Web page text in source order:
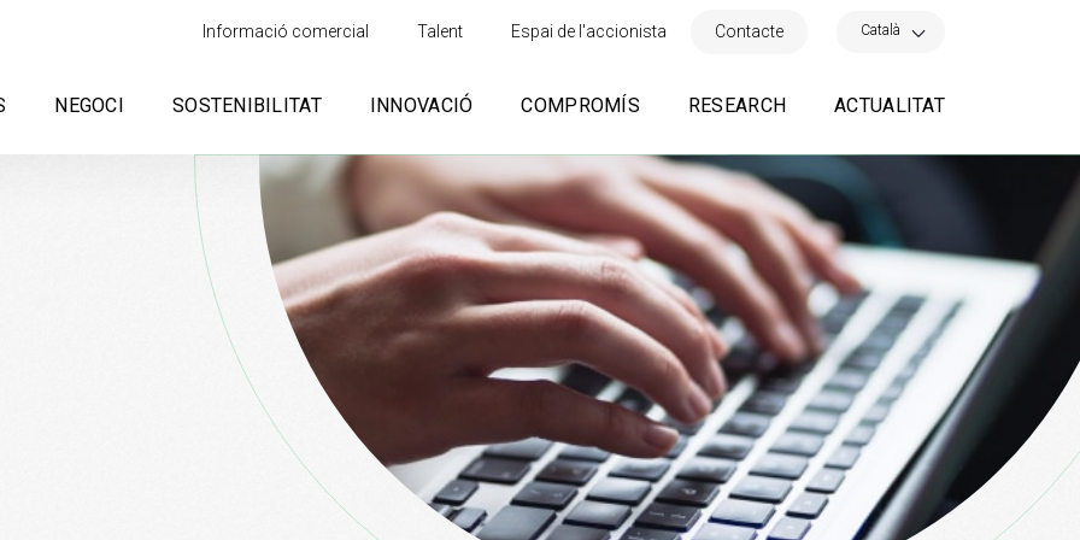
Informació comercial Talent Espai de l'accionista Contacte Català
NEGOCI SOSTENIBILITAT INNOVACIÓ COMPROMÍS RESEARCH ACTUALITAT